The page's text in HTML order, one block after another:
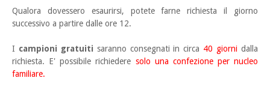
Qualora dovessero esaurirsi, potete farne richiesta il giorno
successivo a partire dalle ore 12.
I campioni gratuiti saranno consegnati in circa 40 giorni dalla
richiesta. E' possibile richiedere solo una confezione per nucleo
familiare.